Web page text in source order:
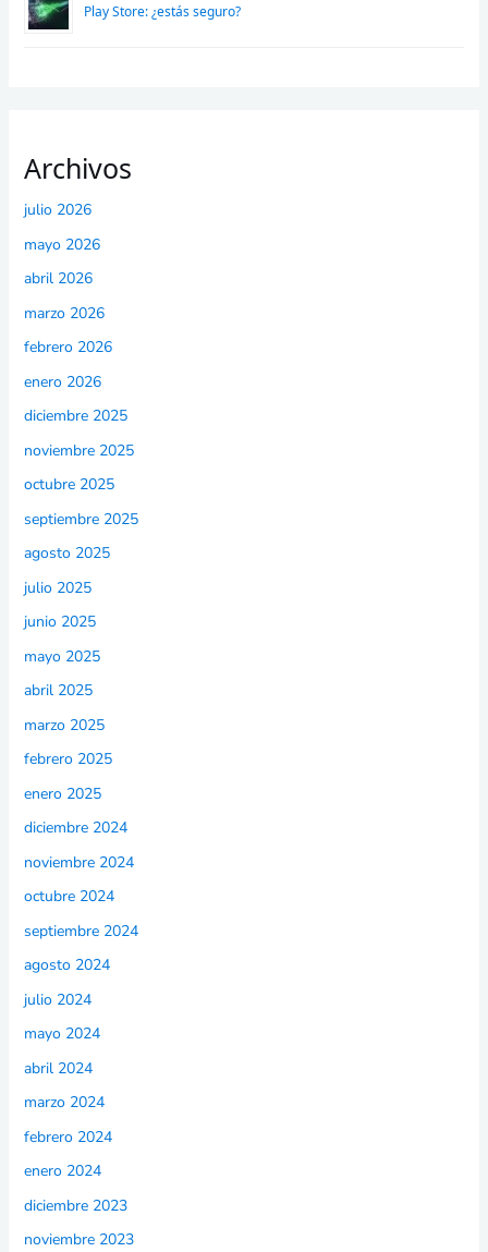
Play Store: ¿estás seguro?
Archivos
julio 2026
mayo 2026
abril 2026
marzo 2026
febrero 2026
enero 2026
diciembre 2025
noviembre 2025
octubre 2025
septiembre 2025
agosto 2025
julio 2025
junio 2025
mayo 2025
abril 2025
marzo 2025
febrero 2025
enero 2025
diciembre 2024
noviembre 2024
octubre 2024
septiembre 2024
agosto 2024
julio 2024
mayo 2024
abril 2024
marzo 2024
febrero 2024
enero 2024
diciembre 2023
noviembre 2023